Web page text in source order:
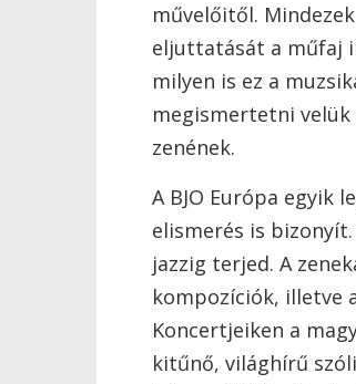
művelőitől.
eljuttatását a műfaj
milyen is ez a
megismertetni
zenének.
A BJO Európa egyik
elismerés is
jazzig terjed. A
kompozíciók, illetve
Koncertjeiken a
kitűnő, világhírű